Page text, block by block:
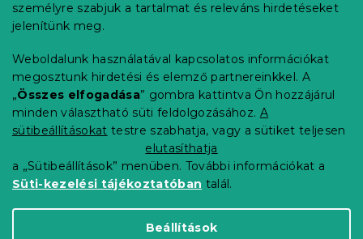
személyre szabjuk a tartalmat és releváns hirdetéseket
jelenítünk meg.
Weboldalunk használatával kapcsolatos információkat
megosztunk hirdetési és elemző partnereinkkel. A
„Összes elfogadása” gombra kattintva Ön hozzájárul
minden választható süti feldolgozásához. A
sütibeállításokat testre szabhatja, vagy a sütiket teljesen
elutasíthatja
a „Sütibeállítások” menüben. További információkat a
Süti-kezelési tájékoztatóban talál.
Beállítások
Fizetési lehetőségek
Reklamáció és áruvisszaküldés
Elérhetőség
Általános szerződési feltételek
Adatvédelmi nyilatkozat
Blog
Partnereinknek